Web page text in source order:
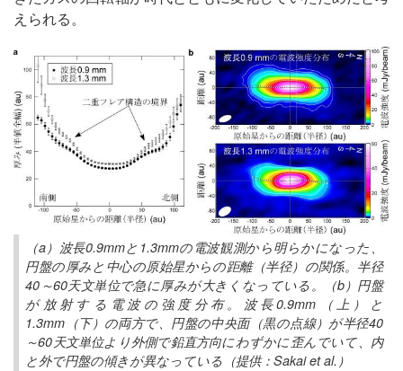
えられる。
（a）波長0.9mmと1.3mmの電波観測から明らかになった、
円盤の厚みと中心の原始星からの距離（半径）の関係。半径
40～60天文単位で急に厚みが大きくなっている。（b）円盤
が放射する電波の強度分布。波長0.9mm（上）と
1.3mm（下）の両方で、円盤の中央面（黒の点線）が半径40
～60天文単位より外側で鉛直方向にわずかに歪んでいて、内
と外で円盤の傾きが異なっている（提供：Sakai et al.）